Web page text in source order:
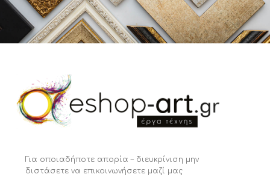
Για οποιαδήποτε απορία – διευκρίνιση μην
διστάσετε να επικοινωνήσετε μαζί μας